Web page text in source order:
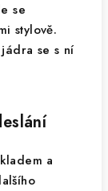
se
stylově.
se s ní
a